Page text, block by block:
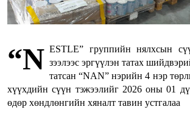
“N ESTLE” группийн нялхсын
зээлээс эргүүлэн татах
татсан “NAN” нэрийн 4 нэр
хүүхдийн сүүн тэжээлийг 2026 оны 01
өдөр хөндлөнгийн хяналт тавин устгалаа